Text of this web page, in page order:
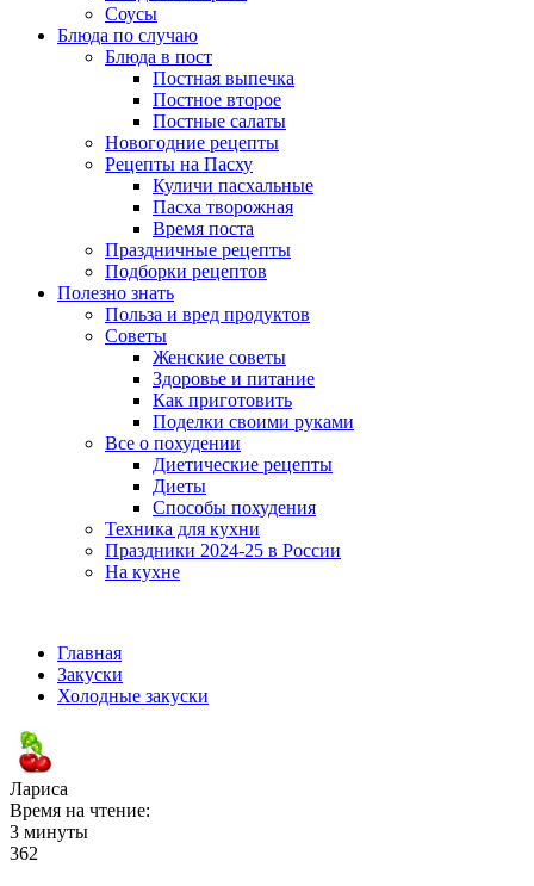
Соусы
Блюда по случаю
Блюда в пост
Постная выпечка
Постное второе
Постные салаты
Новогодние рецепты
Рецепты на Пасху
Куличи пасхальные
Пасха творожная
Время поста
Праздничные рецепты
Подборки рецептов
Полезно знать
Польза и вред продуктов
Советы
Женские советы
Здоровье и питание
Как приготовить
Поделки своими руками
Все о похудении
Диетические рецепты
Диеты
Способы похудения
Техника для кухни
Праздники 2024-25 в России
На кухне
Главная
Закуски
Холодные закуски
Лариса
Время на чтение:
3 минуты
362